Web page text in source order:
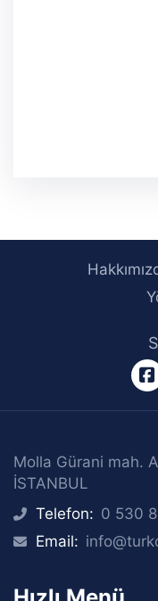
Molla Gürani mah.
İSTANBUL
icon
Telefon: 0 530
icon
Email: